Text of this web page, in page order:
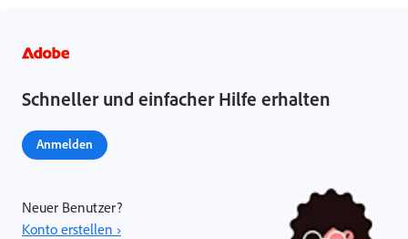
Schneller und einfacher Hilfe erhalten
Anmelden
Neuer Benutzer?
Konto erstellen ›